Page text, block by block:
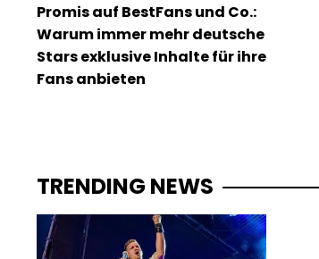
Promis auf BestFans und Co.:
Warum immer mehr deutsche
Stars exklusive Inhalte für ihre
Fans anbieten
TRENDING NEWS